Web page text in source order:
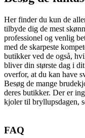
Her finder du kun de
tilbyde dig de mest
professionel og venlig
med de skarpeste
butikker ved de også,
bliver din største dag i
overfor, at du kan have
Besøg de mange
deres butikker. Der er
kjoler til bryllupsdagen,
FAQ